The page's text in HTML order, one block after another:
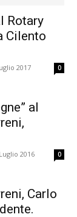
Rotary
Cilento
2017 0
al
2016 0
Carlo